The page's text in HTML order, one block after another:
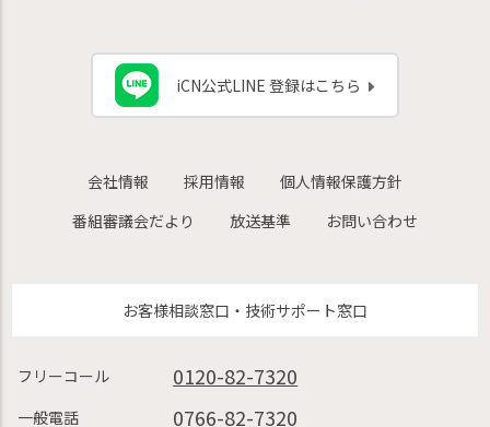
iCN公式LINE 登録はこちら
会社情報 採用情報
個人情報保護方針
番組審議会だより
放送基準 お問い合わせ
お客様相談窓口・技術サポート窓口
フリーコール 0120-82-7320
一般電話 0766-82-7320